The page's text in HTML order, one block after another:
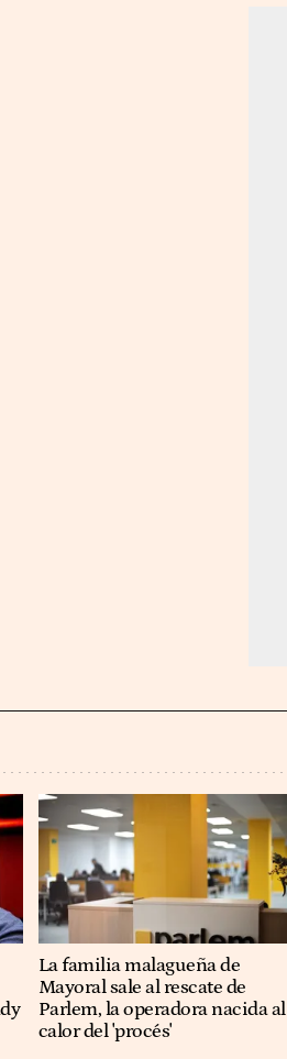
La familia malagueña de
Mayoral sale al rescate de
Parlem, la operadora nacida al
calor del 'procés'